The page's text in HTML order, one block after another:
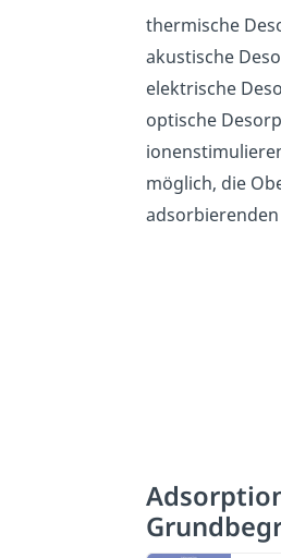
thermische
akustische
elektrische
optische
möglich, die